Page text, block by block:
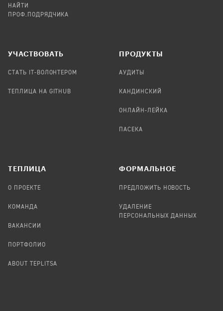
НАЙТИ
ПРОФ.ПОДРЯДЧИКА
УЧАСТВОВАТЬ
СТАТЬ IT-ВОЛОНТЕРОМ
ТЕПЛИЦА НА GITHUB
ПРОДУКТЫ
АУДИТЫ
КАНДИНСКИЙ
ОНЛАЙН-ЛЕЙКА
ПАСЕКА
TЕПЛИЦА
О ПРОЕКТЕ
КОМАНДА
ВАКАНСИИ
ПОРТФОЛИО
ABOUT TEPLITSA
ФОРМАЛЬНОЕ
ПРЕДЛОЖИТЬ НОВОСТЬ
УДАЛЕНИЕ
ПЕРСОНАЛЬНЫХ ДАННЫХ